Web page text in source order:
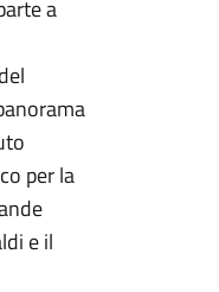
a
per la
e il